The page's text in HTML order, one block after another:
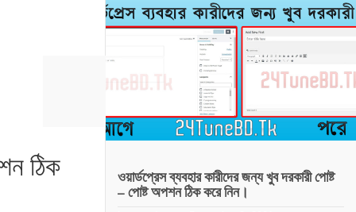
ঠিক ওয়ার্ডপ্রেস ব্যবহার কারীদের জন্য খুব দরকারী পোষ্ট
– পোষ্ট অপশন ঠিক করে নিন।